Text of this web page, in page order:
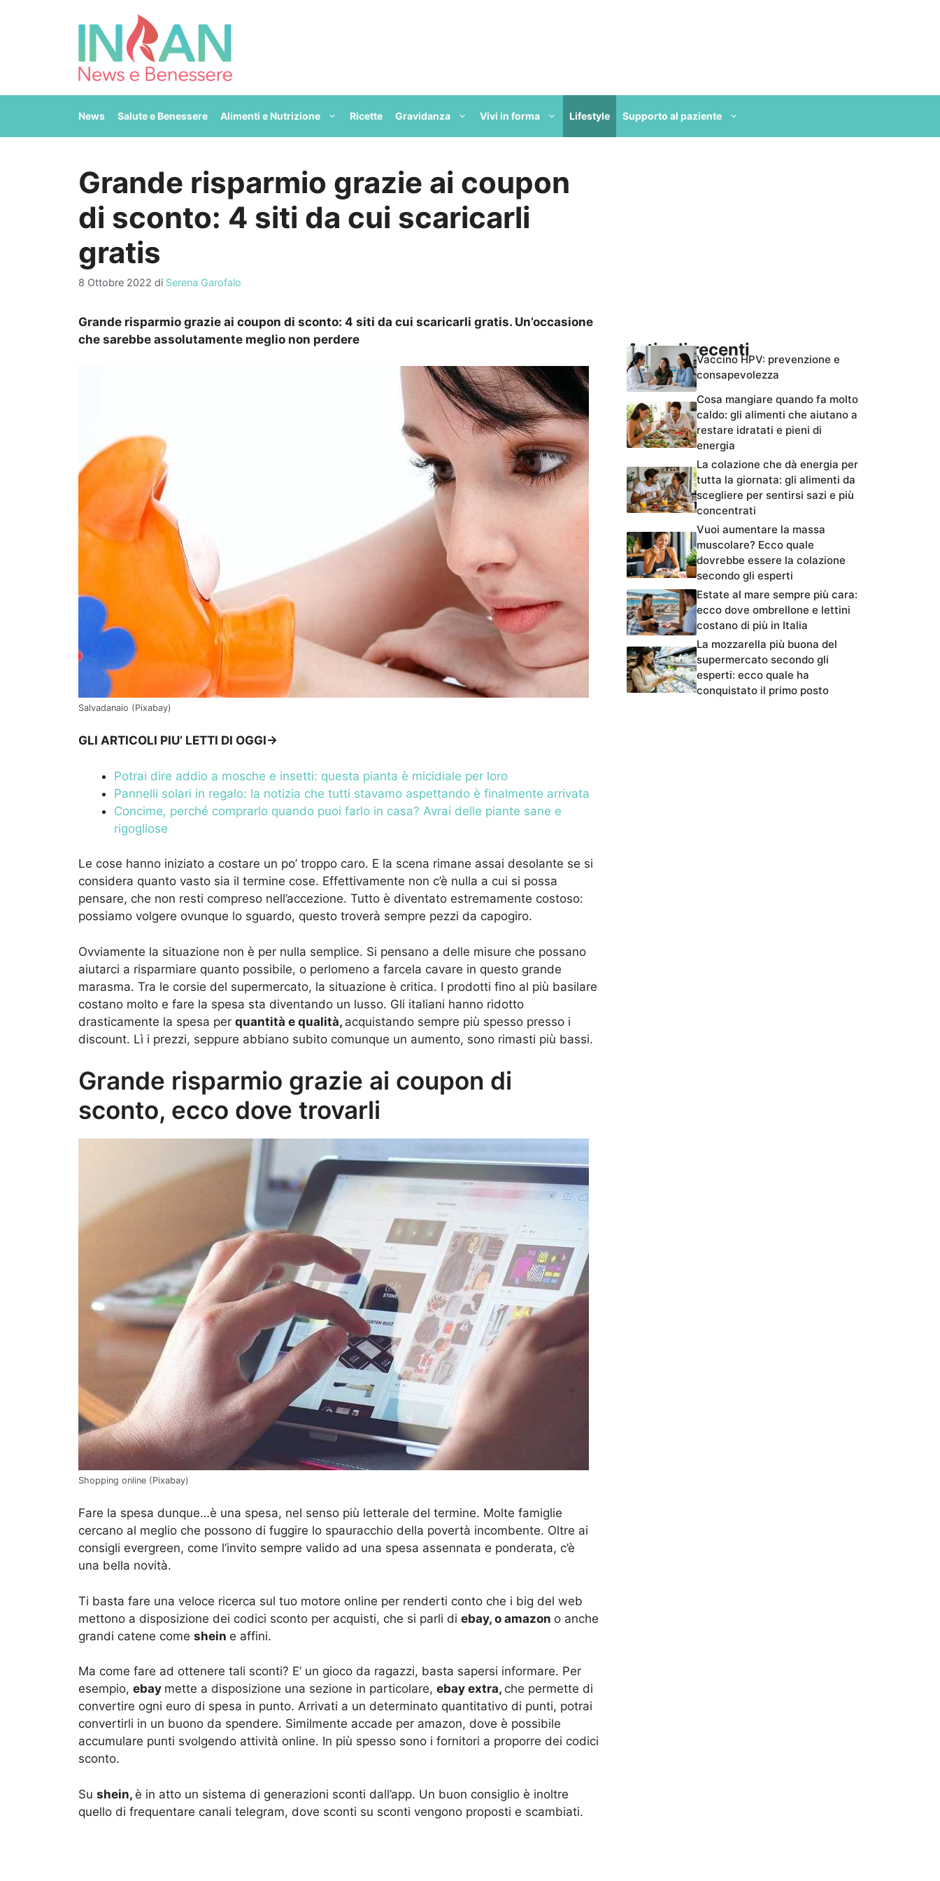
News Salute e Benessere Alimenti e Nutrizione Ricette Gravidanza Vivi in forma Lifestyle Supporto al paziente
Grande risparmio grazie ai coupon
di sconto: 4 siti da cui scaricarli
gratis
8 Ottobre 2022 di Serena Garofalo
Grande risparmio grazie ai coupon di sconto: 4 siti da cui scaricarli gratis. Un’occasione
che sarebbe assolutamente meglio non perdere
Salvadanaio (Pixabay)
GLI ARTICOLI PIU’ LETTI DI OGGI->
Potrai dire addio a mosche e insetti: questa pianta è micidiale per loro
Pannelli solari in regalo: la notizia che tutti stavamo aspettando è finalmente arrivata
Concime, perché comprarlo quando puoi farlo in casa? Avrai delle piante sane e
rigogliose
Le cose hanno iniziato a costare un po’ troppo caro. E la scena rimane assai desolante se si
considera quanto vasto sia il termine cose. Effettivamente non c’è nulla a cui si possa
pensare, che non resti compreso nell’accezione. Tutto è diventato estremamente costoso:
possiamo volgere ovunque lo sguardo, questo troverà sempre pezzi da capogiro.
Ovviamente la situazione non è per nulla semplice. Si pensano a delle misure che possano
aiutarci a risparmiare quanto possibile, o perlomeno a farcela cavare in questo grande
marasma. Tra le corsie del supermercato, la situazione è critica. I prodotti fino al più basilare
costano molto e fare la spesa sta diventando un lusso. Gli italiani hanno ridotto
drasticamente la spesa per quantità e qualità, acquistando sempre più spesso presso i
discount. Lì i prezzi, seppure abbiano subito comunque un aumento, sono rimasti più bassi.
Grande risparmio grazie ai coupon di
sconto, ecco dove trovarli
Shopping online (Pixabay)
Fare la spesa dunque…è una spesa, nel senso più letterale del termine. Molte famiglie
cercano al meglio che possono di fuggire lo spauracchio della povertà incombente. Oltre ai
consigli evergreen, come l’invito sempre valido ad una spesa assennata e ponderata, c’è
una bella novità.
Ti basta fare una veloce ricerca sul tuo motore online per renderti conto che i big del web
mettono a disposizione dei codici sconto per acquisti, che si parli di ebay, o amazon o anche
grandi catene come shein e affini.
Ma come fare ad ottenere tali sconti? E’ un gioco da ragazzi, basta sapersi informare. Per
esempio, ebay mette a disposizione una sezione in particolare, ebay extra, che permette di
convertire ogni euro di spesa in punto. Arrivati a un determinato quantitativo di punti, potrai
convertirli in un buono da spendere. Similmente accade per amazon, dove è possibile
accumulare punti svolgendo attività online. In più spesso sono i fornitori a proporre dei codici
sconto.
Su shein, è in atto un sistema di generazioni sconti dall’app. Un buon consiglio è inoltre
quello di frequentare canali telegram, dove sconti su sconti vengono proposti e scambiati.
Articoli recentiVaccino HPV: prevenzione e
consapevolezza
Cosa mangiare quando fa molto
caldo: gli alimenti che aiutano a
restare idratati e pieni di
energia
La colazione che dà energia per
tutta la giornata: gli alimenti da
scegliere per sentirsi sazi e più
concentrati
Vuoi aumentare la massa
muscolare? Ecco quale
dovrebbe essere la colazione
secondo gli esperti
Estate al mare sempre più cara:
ecco dove ombrellone e lettini
costano di più in Italia
La mozzarella più buona del
supermercato secondo gli
esperti: ecco quale ha
conquistato il primo posto